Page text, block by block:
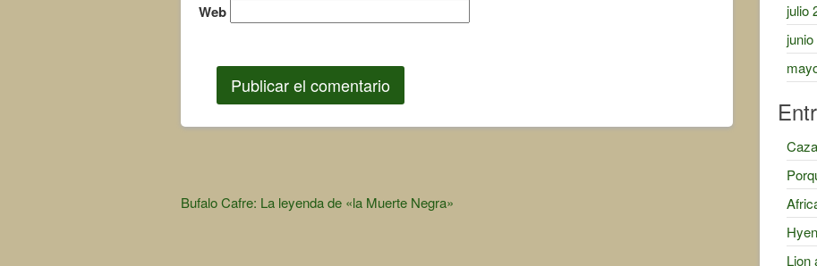
Web
Other
Bufalo Cafre: La leyenda de «la Muerte Negra»
julio
Lion